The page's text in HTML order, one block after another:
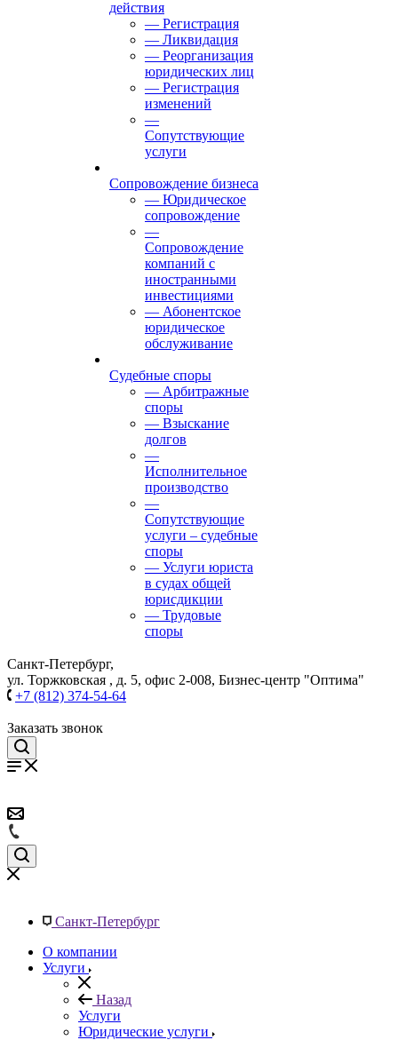
действия
— Регистрация
— Ликвидация
— Реорганизация
юридических лиц
— Регистрация
изменений
—
Сопутствующие
услуги
Сопровождение бизнеса
— Юридическое
сопровождение
—
Сопровождение
компаний с
иностранными
инвестициями
— Абонентское
юридическое
обслуживание
Судебные споры
— Арбитражные
споры
— Взыскание
долгов
—
Исполнительное
производство
—
Сопутствующие
услуги – судебные
споры
— Услуги юриста
в судах общей
юрисдикции
— Трудовые
споры
Санкт-Петербург,
ул. Торжковская , д. 5, офис 2-008, Бизнес-центр "Оптима"
+7 (812) 374-54-64
Заказать звонок
Санкт-Петербург
О компании
Услуги
Назад
Услуги
Юридические услуги